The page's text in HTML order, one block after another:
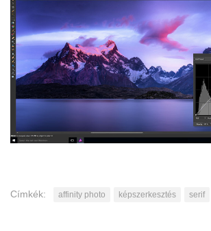
Címkék: affinity photo képszerkesztés serif